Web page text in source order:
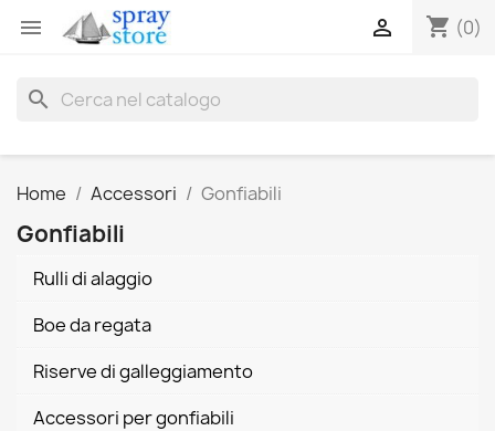
 shopping_cart (0)

search
Home Accessori Gonfiabili
Gonfiabili
Rulli di alaggio
Boe da regata
Riserve di galleggiamento
Accessori per gonfiabili